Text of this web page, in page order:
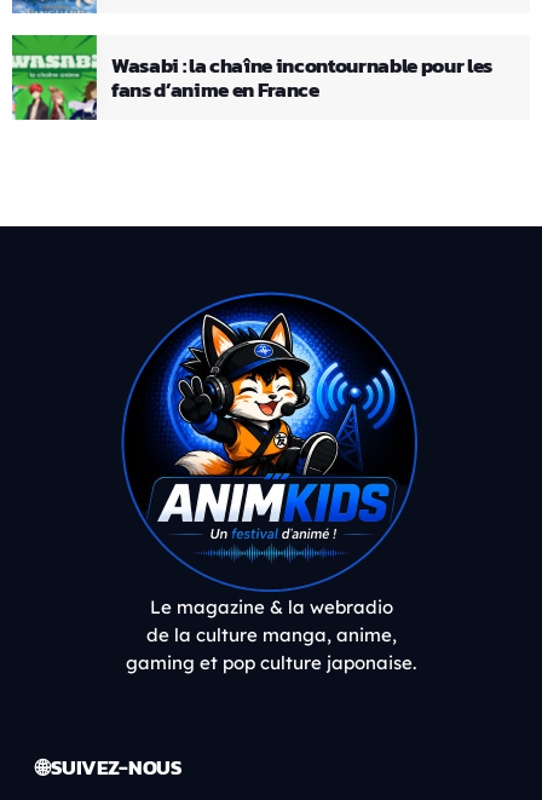
Wasabi : la chaîne incontournable pour les
fans d’anime en France
Le magazine & la webradio
de la culture manga, anime,
gaming et pop culture japonaise.
🌐 SUIVEZ-NOUS